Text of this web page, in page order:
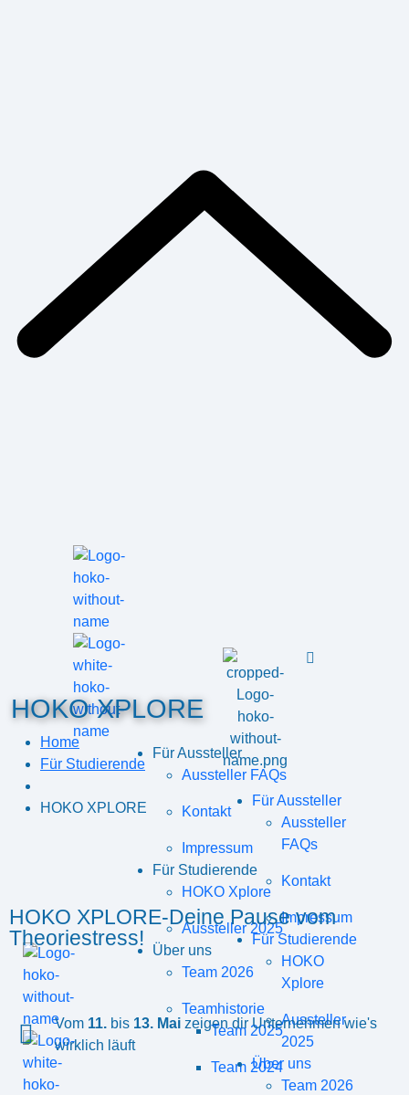
Für Aussteller
Aussteller FAQs
Kontakt
Impressum
Für Studierende
HOKO Xplore
Aussteller 2025
Über uns
Team 2026
Teamhistorie
Team 2025
Team 2024
Für Aussteller
Aussteller
FAQs
Kontakt
Impressum
Für Studierende
HOKO
Xplore
Aussteller
2025
Über uns
Team 2026
HOKO XPLORE
Home
Für Studierende
HOKO XPLORE
HOKO XPLORE-Deine Pause vom
Theoriestress!
Vom 11. bis 13. Mai zeigen dir Unternehmen wie's
wirklich läuft